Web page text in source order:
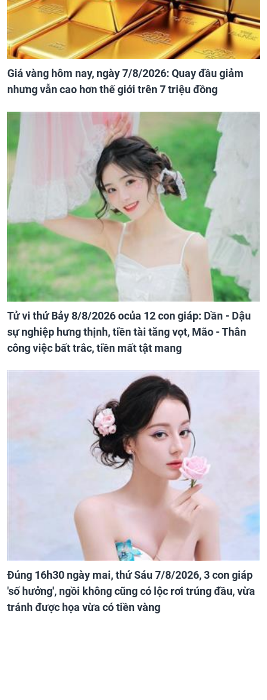
Giá vàng hôm nay, ngày 7/8/2026: Quay đầu giảm
nhưng vẫn cao hơn thế giới trên 7 triệu đồng
Tử vi thứ Bảy 8/8/2026 ocủa 12 con giáp: Dần - Dậu
sự nghiệp hưng thịnh, tiền tài tăng vọt, Mão - Thân
công việc bất trắc, tiền mất tật mang
Đúng 16h30 ngày mai, thứ Sáu 7/8/2026, 3 con giáp
'số hưởng', ngồi không cũng có lộc rơi trúng đầu, vừa
tránh được họa vừa có tiền vàng